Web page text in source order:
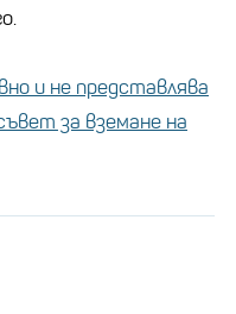
и не представлява
за вземане на